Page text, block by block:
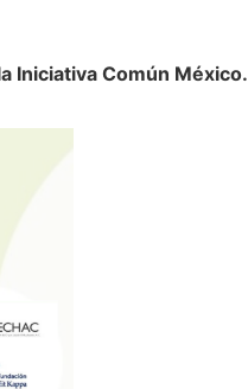
Iniciativa Común México.